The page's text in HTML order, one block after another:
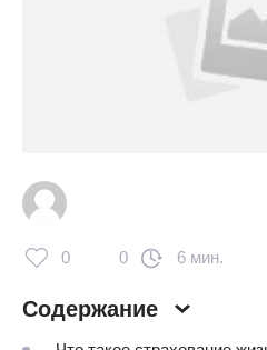
0 0 6 мин.
Содержание